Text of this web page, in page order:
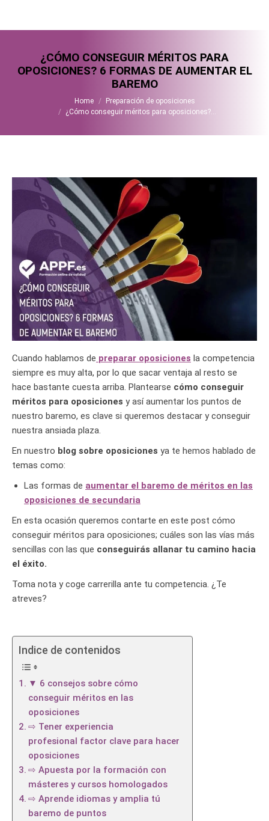
¿CÓMO CONSEGUIR MÉRITOS PARA
OPOSICIONES? 6 FORMAS DE AUMENTAR EL
BAREMO
Home
Preparación de oposiciones
¿Cómo conseguir méritos para oposiciones?…
Cuando hablamos de preparar oposiciones la competencia
siempre es muy alta, por lo que sacar ventaja al resto se
hace bastante cuesta arriba. Plantearse cómo conseguir
méritos para oposiciones y así aumentar los puntos de
nuestro baremo, es clave si queremos destacar y conseguir
nuestra ansiada plaza.
En nuestro blog sobre oposiciones ya te hemos hablado de
temas como:
Las formas de aumentar el baremo de méritos en las
oposiciones de secundaria
En esta ocasión queremos contarte en este post cómo
conseguir méritos para oposiciones; cuáles son las vías más
sencillas con las que conseguirás allanar tu camino hacia
el éxito.
Toma nota y coge carrerilla ante tu competencia. ¿Te
atreves?
Indice de contenidos
▼ 6 consejos sobre cómo
conseguir méritos en las
oposiciones
⇨ Tener experiencia
profesional factor clave para hacer
oposiciones
⇨ Apuesta por la formación con
másteres y cursos homologados
⇨ Aprende idiomas y amplia tú
baremo de puntos